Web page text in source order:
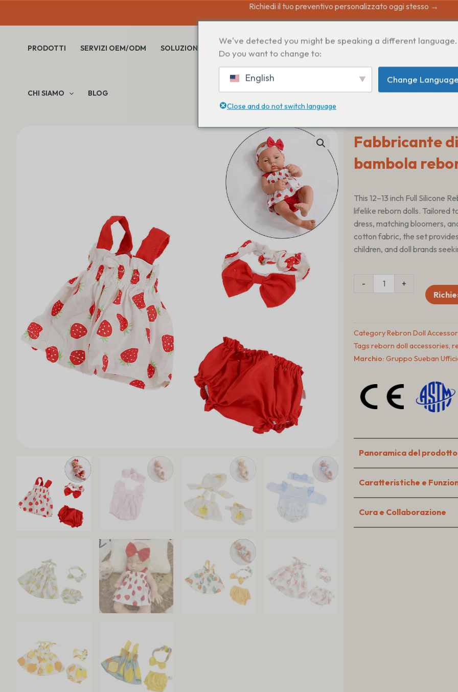
Richiedi il tuo preventivo personalizzato oggi stesso →
PRODOTTI SERVIZI OEM/ODM SOLUZIONI
CHI SIAMO BLOG
Fabbricante
bambola
This 12–13 inch Full Silicone
lifelike reborn dolls. Tailored
dress, matching bloomers,
cotton fabric, the set
children, and doll brands
-
Doll
Outfit
Dress
Headband
Manufacturer
quantità
+
CategoryRebron Doll
Tags reborn doll accessories,
Marchio: Gruppo Sueban
Panoramica del
Caratteristiche e
Cura e Collaborazione
We've detected you might be speaking a different language.
Do you want to change to:
English Change
Close and do not switch language